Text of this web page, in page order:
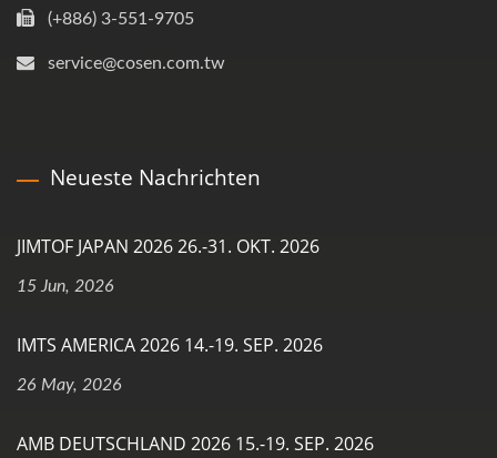
(+886) 3-551-9705
service@cosen.com.tw
Neueste Nachrichten
JIMTOF JAPAN 2026 26.-31. OKT. 2026
15 Jun, 2026
IMTS AMERICA 2026 14.-19. SEP. 2026
26 May, 2026
AMB DEUTSCHLAND 2026 15.-19. SEP. 2026